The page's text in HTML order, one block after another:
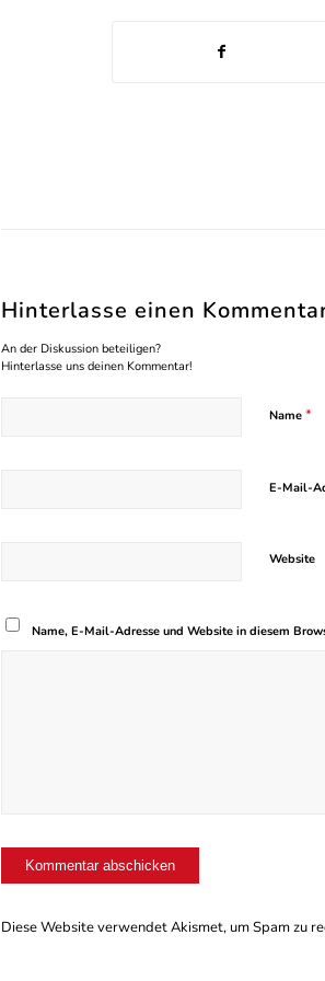
Hinterlasse einen
An der Diskussion beteiligen?
Hinterlasse uns deinen Kommentar!
Name *
E-Mail-
Website
Name, E-Mail-Adresse und Website in diesem
Diese Website verwendet Akismet, um Spam zu